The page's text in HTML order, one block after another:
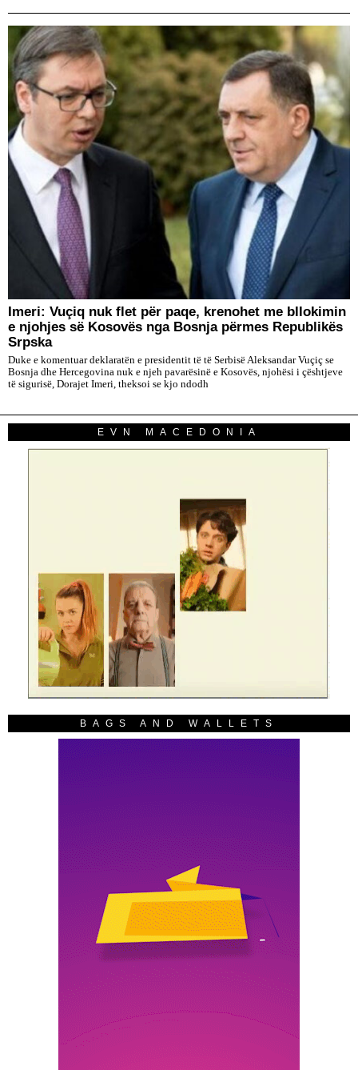
​Imeri: Vuçiq nuk flet për paqe, krenohet me bllokimin
e njohjes së Kosovës nga Bosnja përmes Republikës
Srpska
Duke e komentuar deklaratën e presidentit të të Serbisë Aleksandar Vuçiç se
Bosnja dhe Hercegovina nuk e njeh pavarësinë e Kosovës, njohësi i çështjeve
të sigurisë, Dorajet Imeri, theksoi se kjo ndodh
EVN MACEDONIA
BAGS AND WALLETS